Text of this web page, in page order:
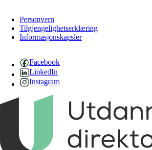
Personvern
Tilgjengelighetserklæring
Informasjonskapsler
Facebook
LinkedIn
Instagram